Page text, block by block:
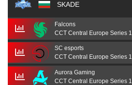
SKADE
Falcons
CCT Central Europe Series 1
SC esports
CCT Central Europe Series 1
Aurora Gaming
CCT Central Europe Series 1